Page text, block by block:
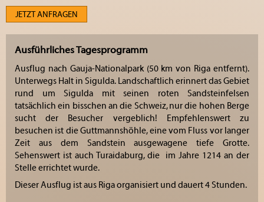
JETZT ANFRAGEN
Ausführliches Tagesprogramm
Ausflug nach Gauja-Nationalpark (50 km von Riga entfernt).
Unterwegs Halt in Sigulda. Landschaftlich erinnert das Gebiet
rund um Sigulda mit seinen roten Sandsteinfelsen
tatsächlich ein bisschen an die Schweiz, nur die hohen Berge
sucht der Besucher vergeblich! Empfehlenswert zu
besuchen ist die Guttmannshöhle, eine vom Fluss vor langer
Zeit aus dem Sandstein ausgewagene tiefe Grotte.
Sehenswert ist auch Turaidaburg, die im Jahre 1214 an der
Stelle errichtet wurde.
Dieser Ausflug ist aus Riga organisiert und dauert 4 Stunden.